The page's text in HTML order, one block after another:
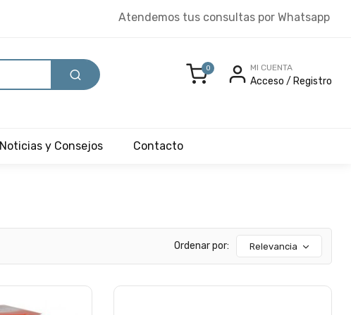
Atendemos tus consultas por Whatsapp
0 MI CUENTA
Acceso / Registro
Noticias y Consejos Contacto
Ordenar por: Relevancia